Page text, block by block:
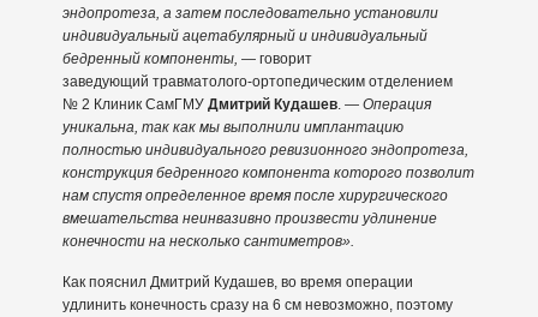
эндопротеза, а затем последовательно установили
индивидуальный ацетабулярный и индивидуальный
бедренный компоненты, — говорит
заведующий травматолого-ортопедическим отделением
№ 2 Клиник СамГМУ Дмитрий Кудашев. —Операция
уникальна, так как мы выполнили имплантацию
полностью индивидуального ревизионного эндопротеза,
конструкция бедренного компонента которого позволит
нам спустя определенное время после хирургического
вмешательства неинвазивно произвести удлинение
конечности на несколько сантиметров».
Как пояснил Дмитрий Кудашев, во время операции
удлинить конечность сразу на 6 см невозможно, поэтому